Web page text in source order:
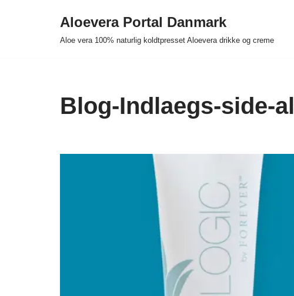
Aloevera Portal Danmark
Aloe vera 100% naturlig koldtpresset Aloevera drikke og creme
Blog-Indlaegs-side-